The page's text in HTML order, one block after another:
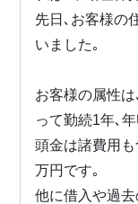
先日､お客様の
いました｡
お客様の属性
って勤続1年､
頭金は諸費用
万円です｡
他に借入や過